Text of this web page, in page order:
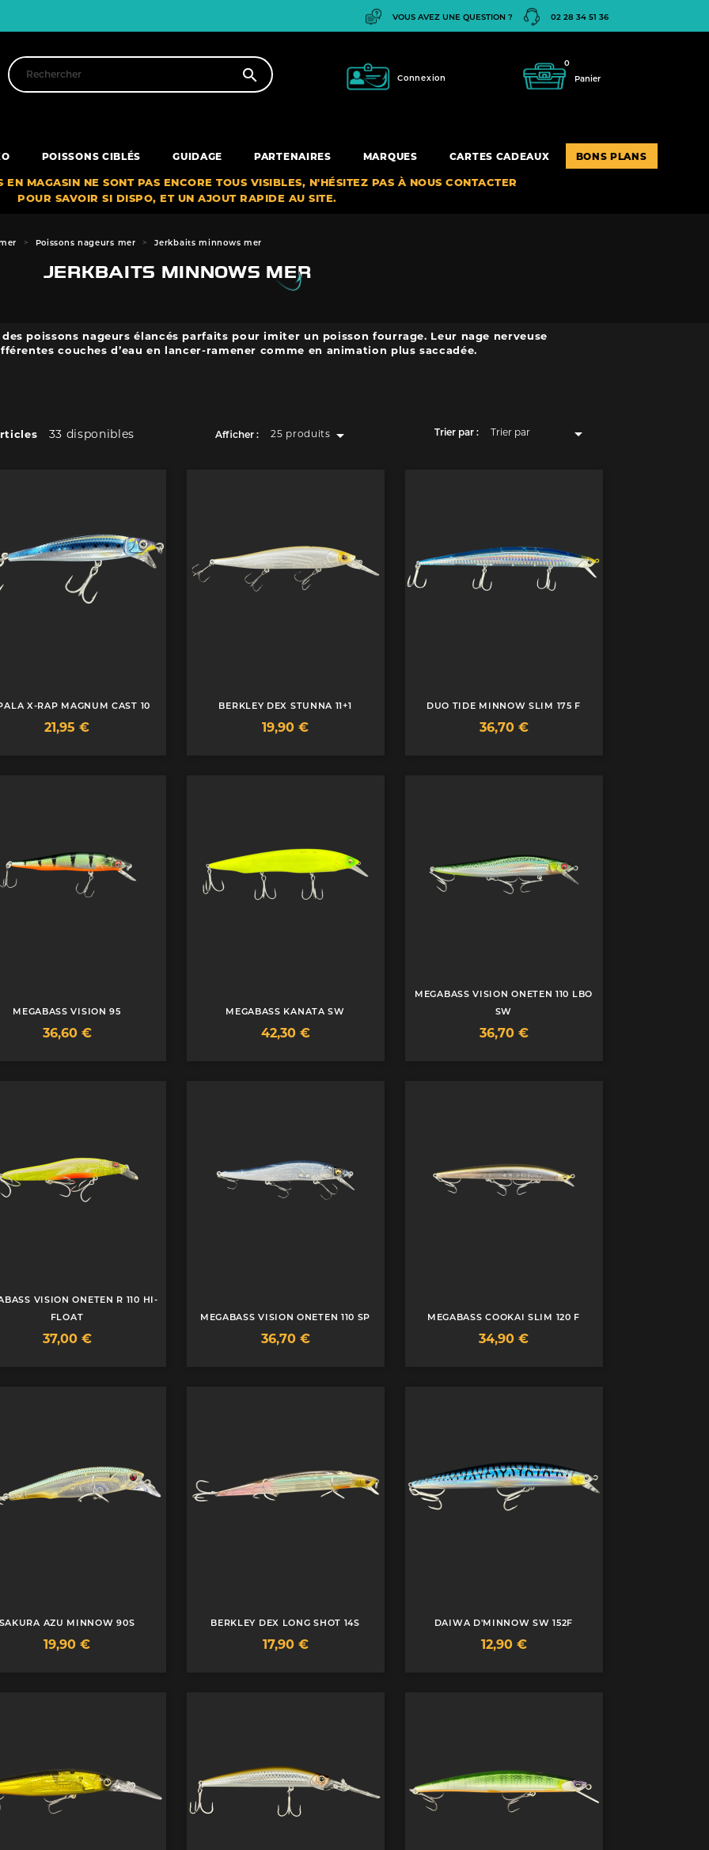
VOUS AVEZ UNE QUESTION ? 02 28 34 51 36
 Connexion Panier
0
POISSONS CIBLÉS GUIDAGE PARTENAIRES MARQUES CARTES CADEAUX BONS PLANS
MAGASIN NE SONT PAS ENCORE TOUS VISIBLES, N'HÉSITEZ PAS À NOUS CONTACTER
POUR SAVOIR SI DISPO, ET UN AJOUT RAPIDE AU SITE.
Poissons nageurs mer Jerkbaits minnows mer
JERKBAITS MINNOWS MER
poissons nageurs élancés parfaits pour imiter un poisson fourrage. Leur nage nerveuse
couches d’eau en lancer-ramener comme en animation plus saccadée.
33 disponibles Afficher : 25 produits  Trier par : Trier par 
X-RAP MAGNUM CAST 10
Prix
21,95 €
BERKLEY DEX STUNNA 11+1
Prix
19,90 €
DUO TIDE MINNOW SLIM 175 F
Prix
36,70 €
MEGABASS VISION 95
Prix
36,60 €
MEGABASS KANATA SW
Prix
42,30 €
MEGABASS VISION ONETEN 110 LBO
SW
Prix
36,70 €
VISION ONETEN R 110 HI-
FLOAT
Prix
37,00 €
MEGABASS VISION ONETEN 110 SP
Prix
36,70 €
MEGABASS COOKAI SLIM 120 F
Prix
34,90 €
AZU MINNOW 90S
Prix
19,90 €
BERKLEY DEX LONG SHOT 14S
Prix
17,90 €
DAIWA D'MINNOW SW 152F
Prix
12,90 €